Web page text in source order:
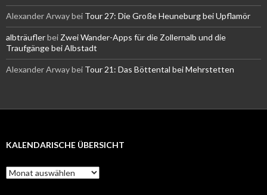
Alexander Arwaybei Tour 27: Die Große Heuneburg bei Upflamör
albträuflerbei Zwei Wander-Apps für die Zollernalb und die
Traufgänge bei Albstadt
Alexander Arwaybei Tour 21: Das Böttental bei Mehrstetten
KALENDARISCHE ÜBERSICHT
Kalendarische
Übersicht